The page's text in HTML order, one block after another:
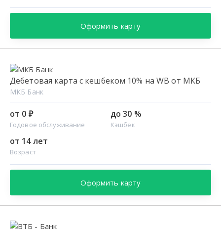
Оформить карту
Дебетовая карта с кешбеком 10% на WB от МКБ
МКБ Банк
от 0 ₽
Годовое обслуживание
до 30 %
Кэшбек
от 14 лет
Возраст
Оформить карту